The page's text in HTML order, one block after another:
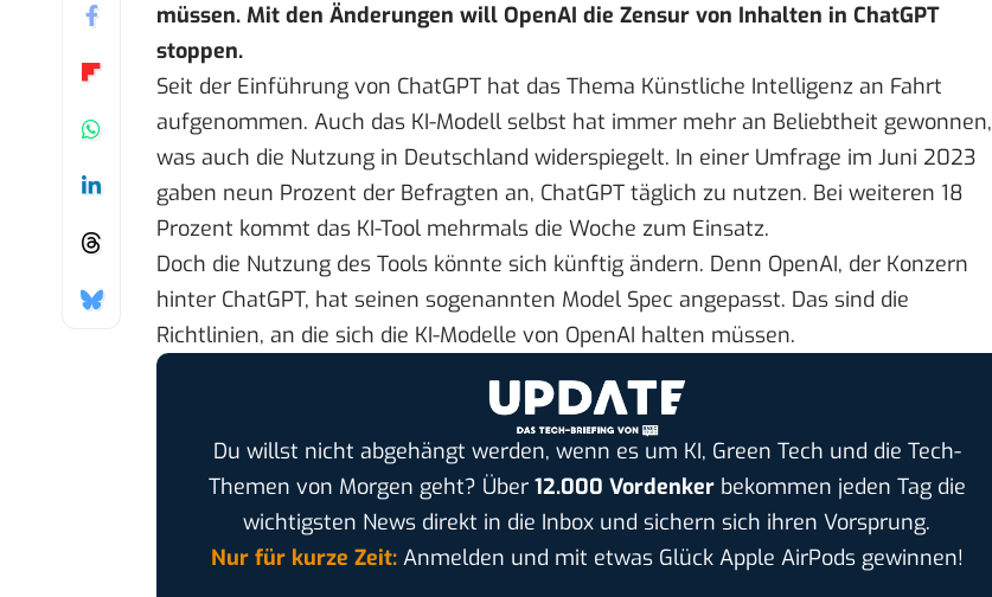
müssen. Mit den Änderungen will OpenAI die Zensur von Inhalten in ChatGPT
stoppen.
Seit der Einführung von ChatGPT hat das Thema Künstliche Intelligenz an Fahrt
aufgenommen. Auch das KI-Modell selbst hat immer mehr an Beliebtheit gewonnen,
was auch die Nutzung in Deutschland widerspiegelt. In einer Umfrage im Juni 2023
gaben neun Prozent der Befragten an, ChatGPT täglich zu nutzen. Bei weiteren 18
Prozent kommt das KI-Tool mehrmals die Woche zum Einsatz.
Doch die Nutzung des Tools könnte sich künftig ändern. Denn OpenAI, der Konzern
hinter ChatGPT, hat seinen sogenannten Model Spec angepasst. Das sind die
Richtlinien, an die sich die KI-Modelle von OpenAI halten müssen.
Du willst nicht abgehängt werden, wenn es um KI, Green Tech und die Tech-
Themen von Morgen geht? Über 12.000 Vordenkerbekommen jeden Tag die
wichtigsten News direkt in die Inbox und sichern sich ihren Vorsprung.
Nur für kurze Zeit:Anmelden und mit etwas Glück Apple AirPods gewinnen!